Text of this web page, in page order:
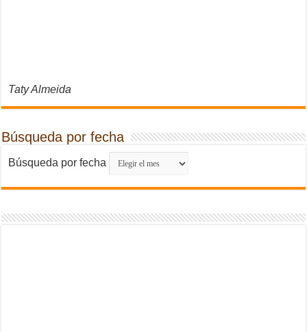
Taty Almeida
Búsqueda por fecha
Búsqueda por fecha